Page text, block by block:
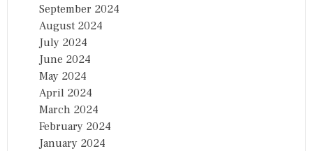
September 2024
August 2024
July 2024
June 2024
May 2024
April 2024
March 2024
February 2024
January 2024